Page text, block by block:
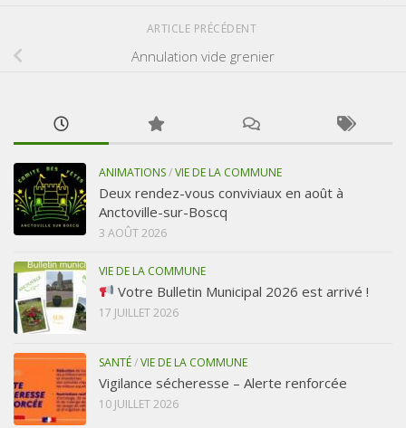
ARTICLE PRÉCÉDENT
Annulation vide grenier
ANIMATIONS/VIE DE LA COMMUNE
Deux rendez-vous conviviaux en août à
Anctoville-sur-Boscq
3 AOÛT 2026
VIE DE LA COMMUNE
Votre Bulletin Municipal 2026 est arrivé !
17 JUILLET 2026
SANTÉ/VIE DE LA COMMUNE
Vigilance sécheresse – Alerte renforcée
10 JUILLET 2026